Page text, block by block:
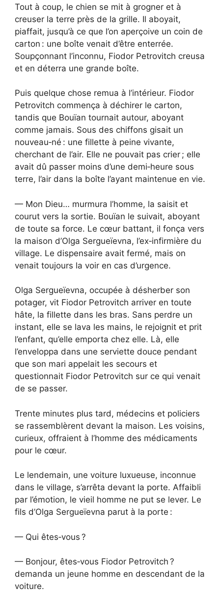
Tout à coup, le chien se mit à grogner et à
creuser la terre près de la grille. Il aboyait,
piaffait, jusqu’à ce que l’on aperçoive un coin de
carton : une boîte venait d’être enterrée.
Soupçonnant l’inconnu, Fiodor Petrovitch creusa
et en déterra une grande boîte.
Puis quelque chose remua à l’intérieur. Fiodor
Petrovitch commença à déchirer le carton,
tandis que Bouïan tournait autour, aboyant
comme jamais. Sous des chiffons gisait un
nouveau‑né : une fillette à peine vivante,
cherchant de l’air. Elle ne pouvait pas crier ; elle
avait dû passer moins d’une demi‑heure sous
terre, l’air dans la boîte l’ayant maintenue en vie.
— Mon Dieu… murmura l’homme, la saisit et
courut vers la sortie. Bouïan le suivait, aboyant
de toute sa force. Le cœur battant, il fonça vers
la maison d’Olga Sergueïevna, l’ex‑infirmière du
village. Le dispensaire avait fermé, mais on
venait toujours la voir en cas d’urgence.
Olga Sergueïevna, occupée à désherber son
potager, vit Fiodor Petrovitch arriver en toute
hâte, la fillette dans les bras. Sans perdre un
instant, elle se lava les mains, le rejoignit et prit
l’enfant, qu’elle emporta chez elle. Là, elle
l’enveloppa dans une serviette douce pendant
que son mari appelait les secours et
questionnait Fiodor Petrovitch sur ce qui venait
de se passer.
Trente minutes plus tard, médecins et policiers
se rassemblèrent devant la maison. Les voisins,
curieux, offraient à l’homme des médicaments
pour le cœur.
Le lendemain, une voiture luxueuse, inconnue
dans le village, s’arrêta devant la porte. Affaibli
par l’émotion, le vieil homme ne put se lever. Le
fils d’Olga Sergueïevna parut à la porte :
— Qui êtes‑vous ?
— Bonjour, êtes‑vous Fiodor Petrovitch ?
demanda un jeune homme en descendant de la
voiture.